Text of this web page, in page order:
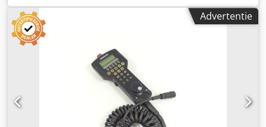
2500 bar Slagvolume: 59 cm³ Sluitkracht: 50 t Min.
matrijsinbouwhoogte: 170 mm Max. platenafstand: 520
mm Afmetingen: 3300 x 1700 x 2100 mm Gewicht: 3740 kg
Aansluiting: 11 + 11 = 22 kW Verticale spuitgietmachine
met 900 mm draaitafel, draairichting links/rechts 180°,
incl. inrichting voor horizontale positie om in de delingslijn
te spuiten, incl. schaarheftafel en platen voor
ingrijpbeveiliging, HHG EM67, luchtventiel, EM73,
WKZ.verwarming etc... Nieuwprijs ca. € 170.000 Prijs: op
aanvraag Contactpersoon: de heer Ralf Schulz
Advertentie